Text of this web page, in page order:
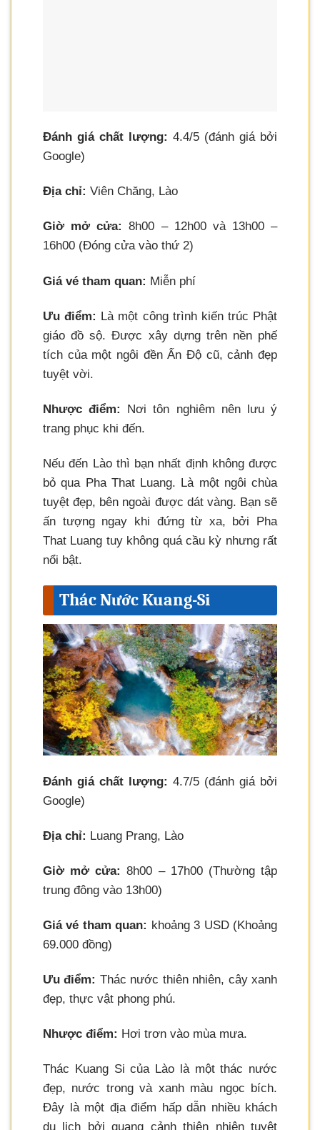
Đánh giá chất lượng: 4.4/5 (đánh giá bởi
Google)
Địa chỉ: Viên Chăng, Lào
Giờ mở cửa: 8h00 – 12h00 và 13h00 –
16h00 (Đóng cửa vào thứ 2)
Giá vé tham quan: Miễn phí
Ưu điểm: Là một công trình kiến trúc Phật
giáo đồ sộ. Được xây dựng trên nền phế
tích của một ngôi đền Ấn Độ cũ, cảnh đẹp
tuyệt vời.
Nhược điểm:
Nơi tôn nghiêm nên lưu ý
trang phục khi đến.
Nếu đến Lào thì bạn nhất định không được
bỏ qua Pha That Luang. Là một ngôi chùa
tuyệt đẹp, bên ngoài được dát vàng. Bạn sẽ
ấn tượng ngay khi đứng từ xa, bởi Pha
That Luang tuy không quá cầu kỳ nhưng rất
nổi bật.
Thác Nước Kuang-Si
Đánh giá chất lượng: 4.7/5 (đánh giá bởi
Google)
Địa chỉ: Luang Prang, Lào
Giờ mở cửa: 8h00 – 17h00 (Thường tập
trung đông vào 13h00)
Giá vé tham quan: khoảng 3 USD (Khoảng
69.000 đồng)
Ưu điểm: Thác nước thiên nhiên, cây xanh
đẹp, thực vật phong phú.
Nhược điểm: Hơi trơn vào mùa mưa.
Thác Kuang Si của Lào là một thác nước
đẹp, nước trong và xanh màu ngọc bích.
Đây là một địa điểm hấp dẫn nhiều khách
du lịch bởi quang cảnh thiên nhiên tuyệt